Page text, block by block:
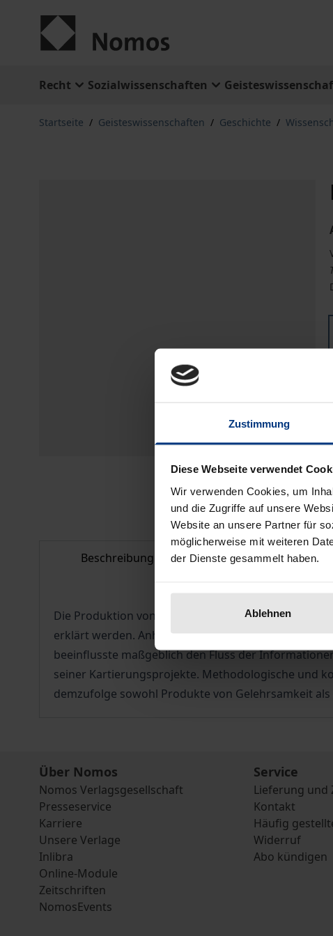
Zustimmung
Diese Webseite verwendet
Wir verwenden Cookies, um
und die Zugriffe auf unsere
Website an unsere Partner für
möglicherweise mit weiteren
der Dienste gesammelt haben.
Ablehnen
Recht Sozialwissenschaften
Startseite / Geisteswissenschaften / Geschichte /
Beschreibung Bibliografische
Die Produktion von kommerziellen Karten in der
erklärt werden. Anhand der Karten von Abraham
beeinflusste maßgeblich den Fluss der
seiner Kartierungsprojekte. Methodologische und
demzufolge sowohl Produkte von Gelehrsamkeit
Über Nomos
Nomos Verlagsgesellschaft
Presseservice
Karriere
Unsere Verlage
Inlibra
Online-Module
Zeitschriften
NomosEvents
Service
Lieferung und
Kontakt
Häufig
Widerruf
Abo kündigen